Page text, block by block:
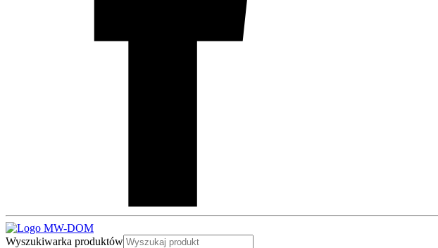
Wyszukiwarka produktów